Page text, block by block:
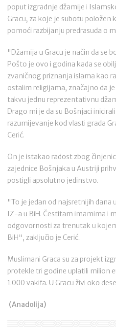
poput izgradnje džamije i
Gracu, za koje je subotu
pomoći razbijanju predrasuda o
"Džamija u Gracu je način da se
Pošto je ovo i godina kada se
zvaničnog priznanja islama kao
ostalim religijama, značajno da
takvu jednu reprezentativnu
Drago mi je da su Bošnjaci
razumijevanje kod vlasti grada
Cerić.
On je istakao radost zbog
zajednice Bošnjaka u Austriji
postigli apsolutno jedinstvo.
"To je jedan od najsretnijih
IZ-a u BiH. Čestitam imamima i
odgovornosti za trenutak u
BiH", zaključio je Cerić.
Muslimani Graca su za projekt
protekle tri godine uplatili milion
1.000 vakifa. U Gracu živi oko
(Anadolija)